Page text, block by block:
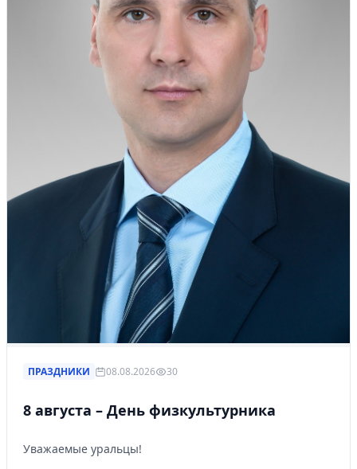
ПРАЗДНИКИ 08.08.2026 30
8 августа – День физкультурника
Уважаемые уральцы!